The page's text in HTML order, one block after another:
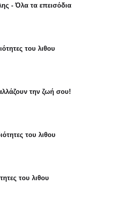
- Όλα τα επεισόδια
του λιθου
την ζωή σου!
του λιθου
του λιθου